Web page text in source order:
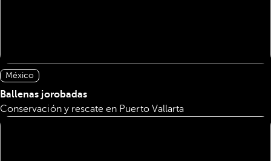
México
Ballenas jorobadas
Conservación y rescate en Puerto Vallarta